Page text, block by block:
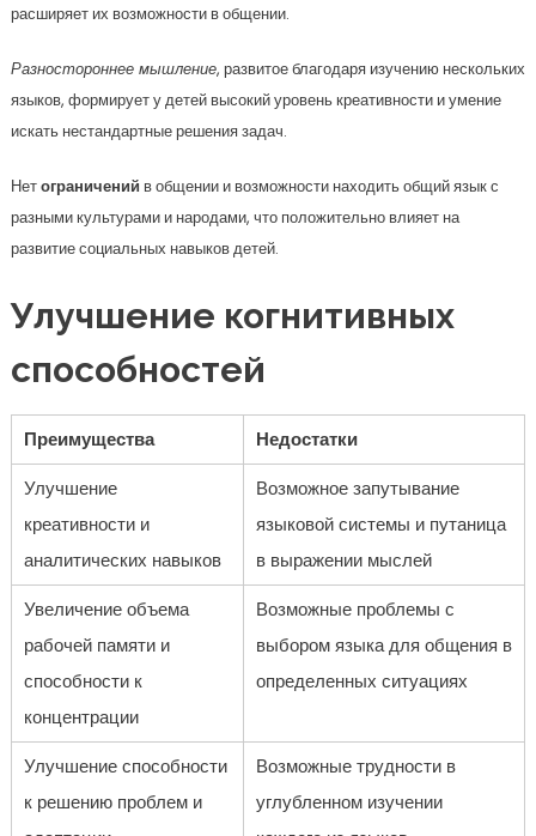
расширяет их возможности в общении.
Разностороннее мышление, развитое благодаря изучению нескольких
языков, формирует у детей высокий уровень креативности и умение
искать нестандартные решения задач.
Нетограничений в общении и возможности находить общий язык с
разными культурами и народами, что положительно влияет на
развитие социальных навыков детей.
Улучшение когнитивных
способностей
Преимущества
Недостатки
Улучшение
креативности и
аналитических навыков
Возможное запутывание
языковой системы и путаница
в выражении мыслей
Увеличение объема
рабочей памяти и
способности к
концентрации
Возможные проблемы с
выбором языка для общения в
определенных ситуациях
Улучшение способности
к решению проблем и
Возможные трудности в
углубленном изучении